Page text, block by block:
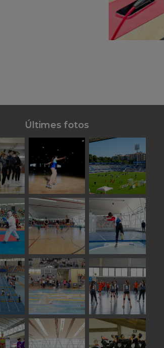
Últimes fotos